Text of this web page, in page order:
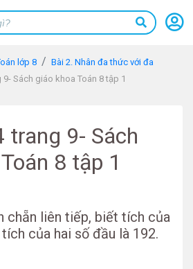
lớp 8
Bài 2. Nhân đa thức với đa
9- Sách giáo khoa Toán 8 tập 1
trang 9- Sách
8 tập 1
chẵn liên tiếp, biết tích của
của hai số đầu là 192.